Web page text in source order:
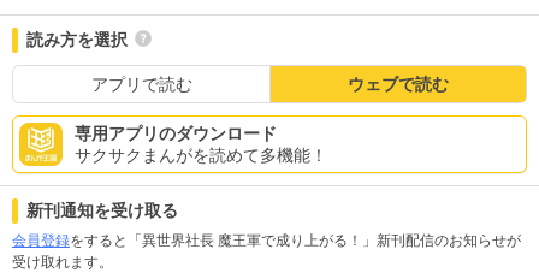
読み方を選択
アプリで読む ウェブで読む
専用アプリのダウンロード
サクサクまんがを読めて多機能！
新刊通知を受け取る
会員登録をすると「異世界社長 魔王軍で成り上がる！」新刊配信のお知らせが
受け取れます。